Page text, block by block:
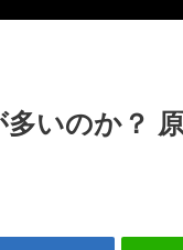
多いのか？